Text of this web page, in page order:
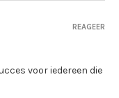
voor iedereen die
REAGEER